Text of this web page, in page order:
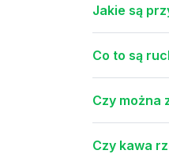
Jakie są
Co to są
Czy można
Czy kawa